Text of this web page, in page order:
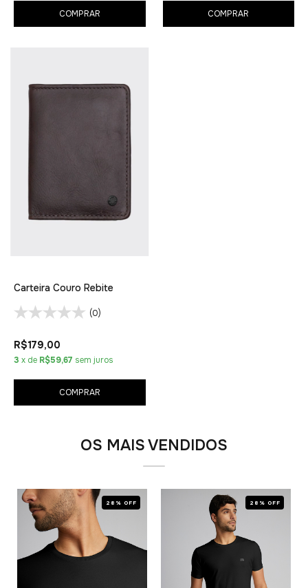
COMPRAR COMPRAR
Carteira Couro Rebite
(0)
R$179,00
3 x de R$59,67 sem juros
COMPRAR
OS MAIS VENDIDOS
28% OFF 28% OFF